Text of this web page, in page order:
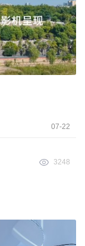
07-22
3248